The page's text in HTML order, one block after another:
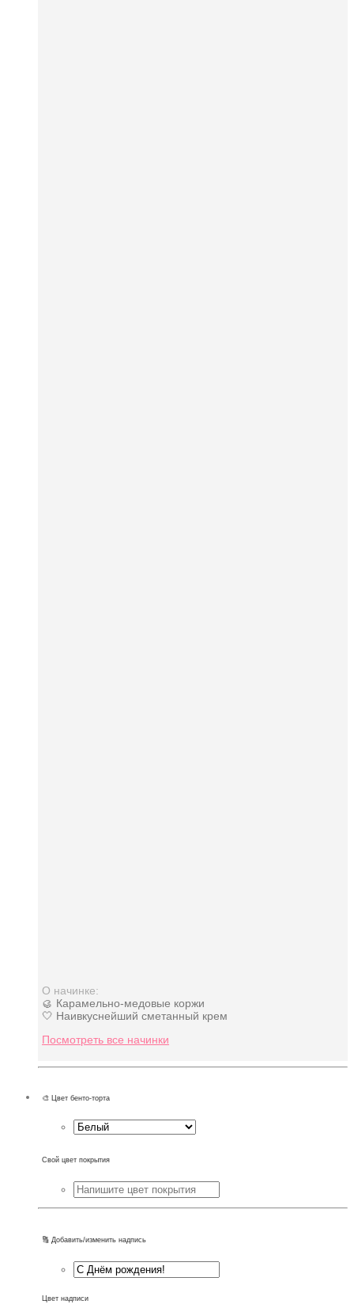
О начинке:
🥮 Карамельно-медовые коржи
🤍 Наивкуснейший сметанный крем
Посмотреть все начинки
🎨 Цвет бенто-торта
Свой цвет покрытия
🔠 Добавить/изменить надпись
Цвет надписи